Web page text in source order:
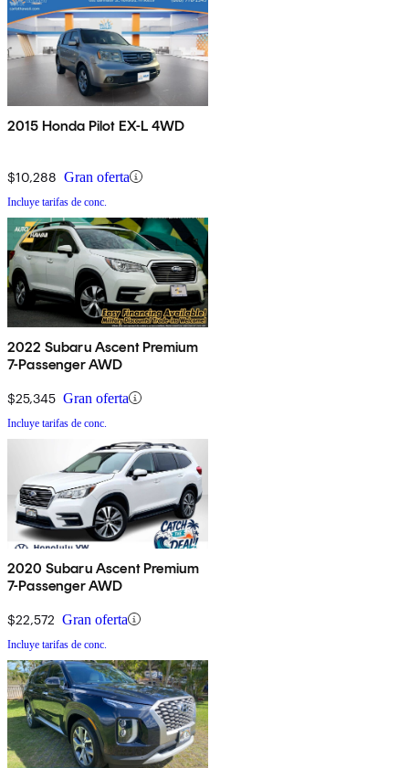
2015 Honda Pilot EX-L 4WD
$10,288 Gran oferta
Incluye tarifas de conc.
2022 Subaru Ascent Premium
7-Passenger AWD
$25,345 Gran oferta
Incluye tarifas de conc.
2020 Subaru Ascent Premium
7-Passenger AWD
$22,572 Gran oferta
Incluye tarifas de conc.